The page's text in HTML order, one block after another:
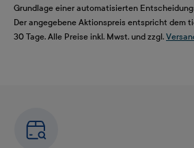
Grundlage einer automatisierten
Der angegebene Aktionspreis entspricht dem
30 Tage. Alle Preise inkl. Mwst. und zzgl.